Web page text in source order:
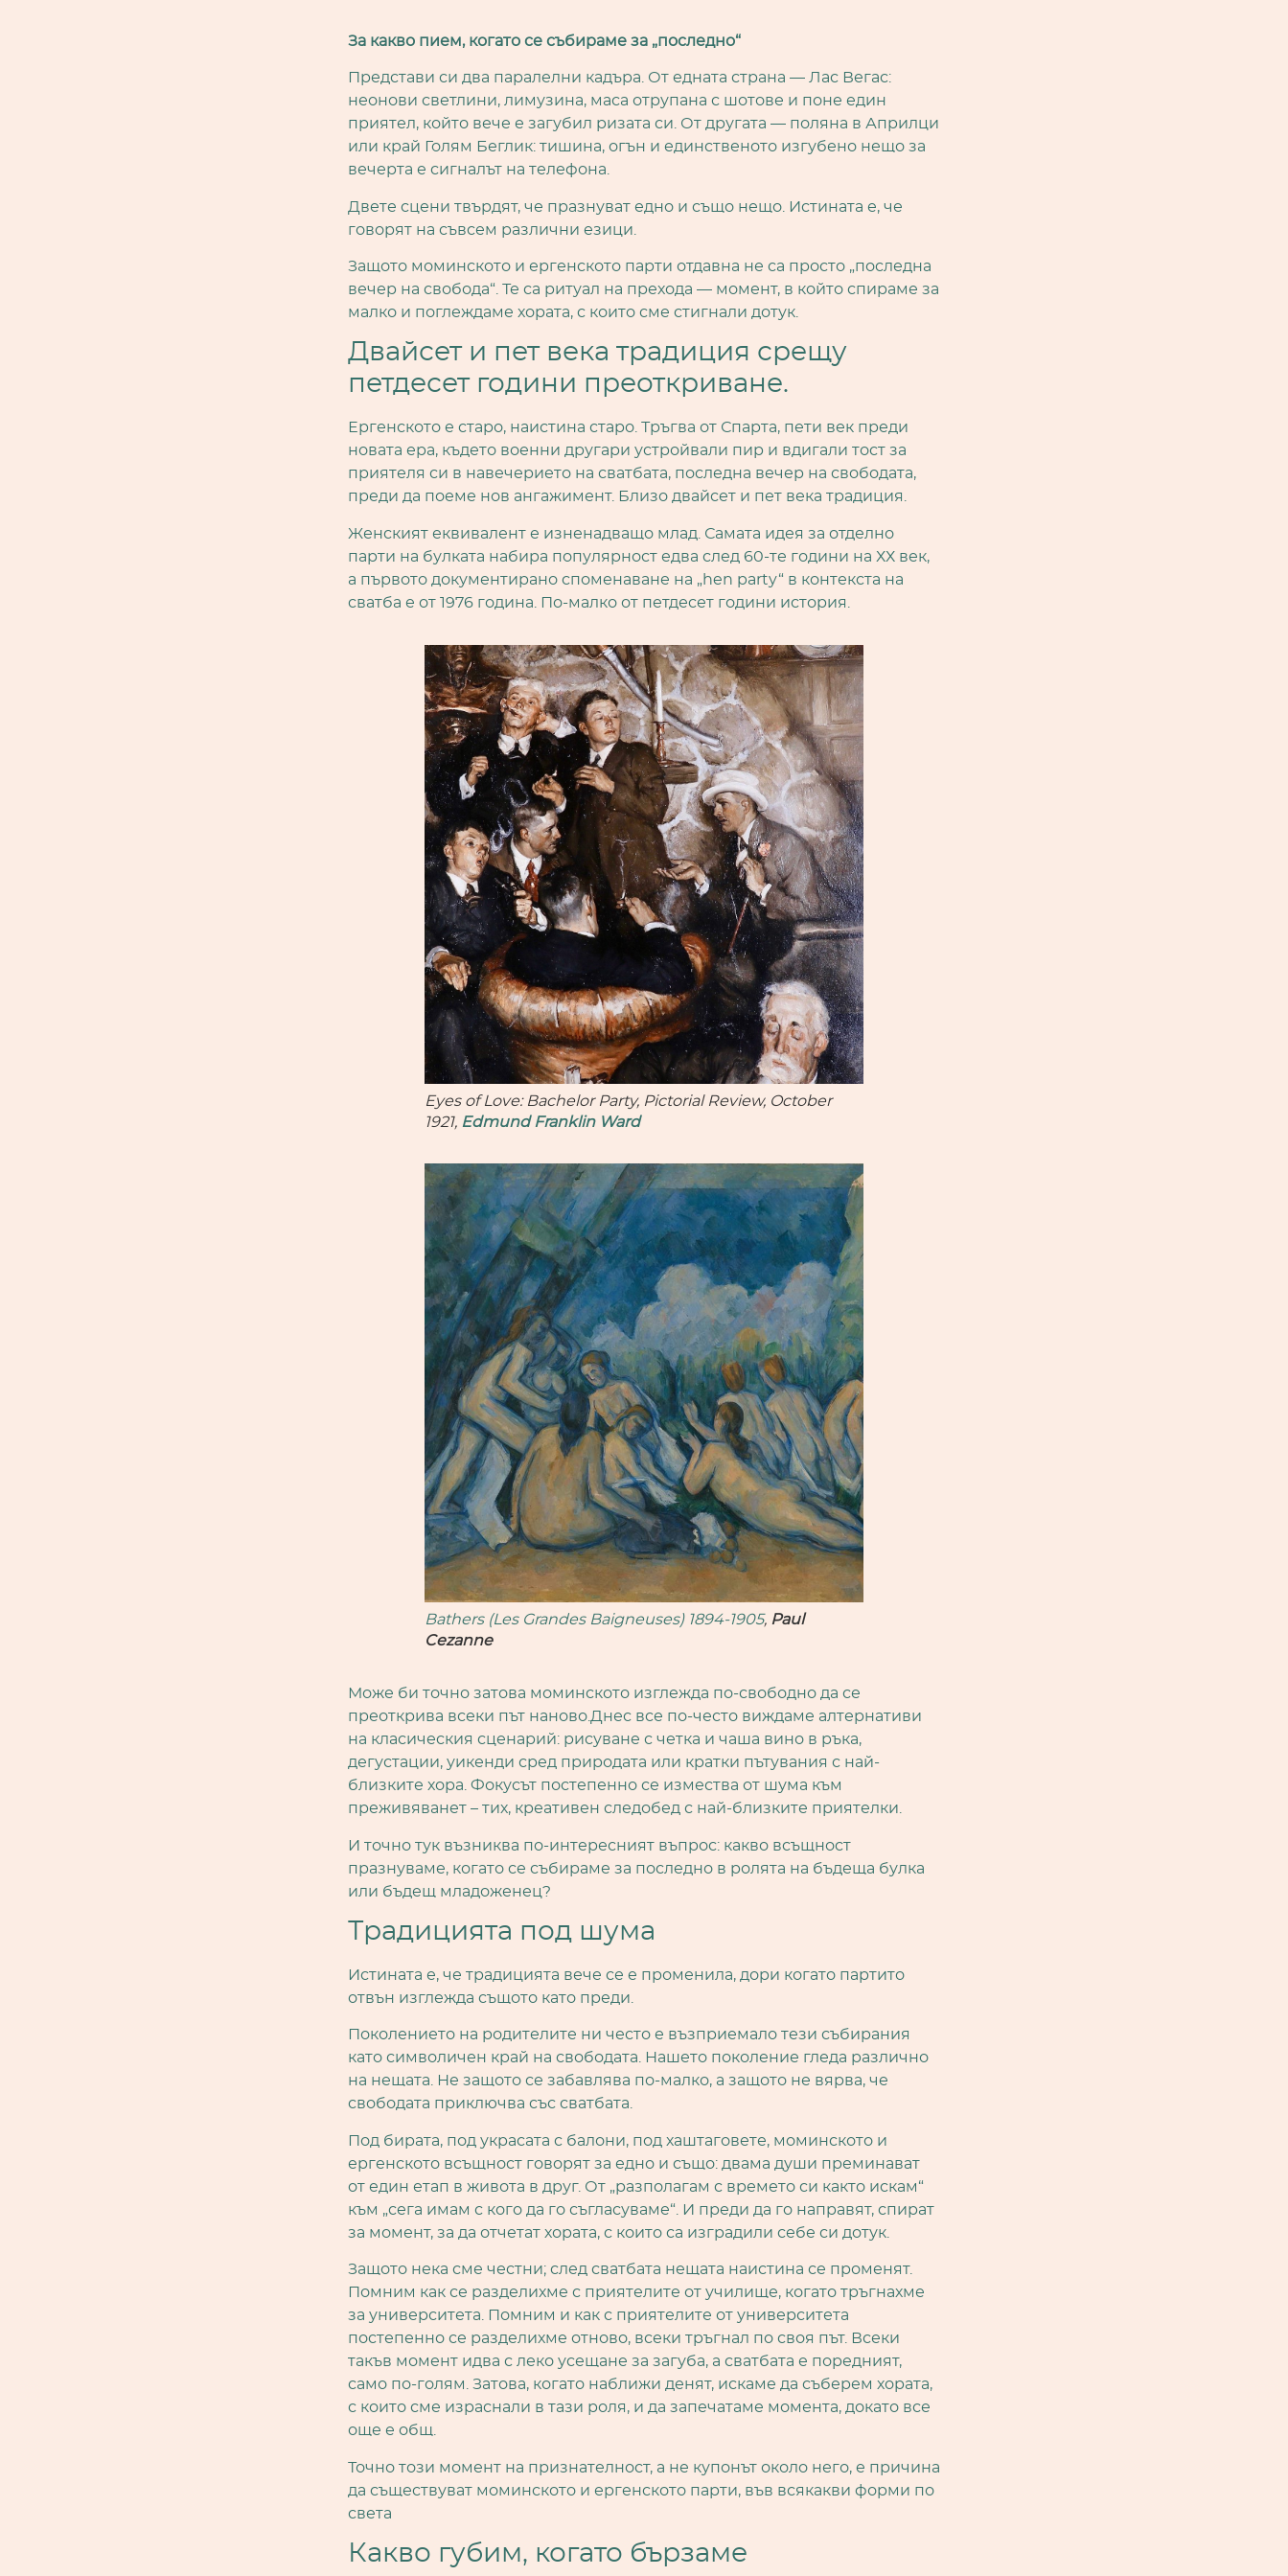
За какво пием, когато се събираме за „последно“
Представи си два паралелни кадъра. От едната страна — Лас Вегас:
неонови светлини, лимузина, маса отрупана с шотове и поне един
приятел, който вече е загубил ризата си. От другата — поляна в Априлци
или край Голям Беглик: тишина, огън и единственото изгубено нещо за
вечерта е сигналът на телефона.
Двете сцени твърдят, че празнуват едно и също нещо. Истината е, че
говорят на съвсем различни езици.
Защото моминското и ергенското парти отдавна не са просто „последна
вечер на свобода“. Те са ритуал на прехода — момент, в който спираме за
малко и поглеждаме хората, с които сме стигнали дотук.
Двайсет и пет века традиция срещу
петдесет години преоткриване.
Ергенското е старо, наистина старо. Тръгва от Спарта, пети век преди
новата ера, където военни другари устройвали пир и вдигали тост за
приятеля си в навечерието на сватбата, последна вечер на свободата,
преди да поеме нов ангажимент. Близо двайсет и пет века традиция.
Женският еквивалент е изненадващо млад. Самата идея за отделно
парти на булката набира популярност едва след 60-те години на ХХ век,
а първото документирано споменаване на „hen party“ в контекста на
сватба е от 1976 година.
По-малко от петдесет години история.
Eyes of Love: Bachelor Party, Pictorial Review, October
1921, Edmund Franklin Ward
Bathers (Les Grandes Baigneuses) 1894-1905, Paul
Cezanne
Може би точно затова моминското изглежда по-свободно да се
преоткрива всеки път наново.Днес все по-често виждаме алтернативи
на класическия сценарий: рисуване с четка и чаша вино в ръка,
дегустации, уикенди сред природата или кратки пътувания с най-
близките хора. Фокусът постепенно се измества от шума към
преживяванет – тих, креативен следобед с най-близките приятелки.
И точно тук възниква по-интересният въпрос: какво всъщност
празнуваме, когато се събираме за последно в ролята на бъдеща булка
или бъдещ младоженец?
Традицията под шума
Истината е, че традицията вече се е променила, дори когато партито
отвън изглежда същото като преди.
Поколението на родителите ни често е възприемало тези събирания
като символичен край на свободата. Нашето поколение гледа различно
на нещата. Не защото се забавлява по-малко, а защото не вярва, че
свободата приключва със сватбата.
Под бирата, под украсата с балони, под хаштаговете, моминското и
ергенското всъщност говорят за едно и също: двама души преминават
от един етап в живота в друг. От „разполагам с времето си както искам“
към „сега имам с кого да го съгласуваме“. И преди да го направят, спират
за момент, за да отчетат хората, с които са изградили себе си дотук.
Защото нека сме честни; след сватбата нещата наистина се променят.
Помним как се разделихме с приятелите от училище, когато тръгнахме
за университета. Помним и как с приятелите от университета
постепенно се разделихме отново, всеки тръгнал по своя път. Всеки
такъв момент идва с леко усещане за загуба, а сватбата е поредният,
само по-голям. Затова, когато наближи денят, искаме да съберем хората,
с които сме израснали в тази роля, и да запечатаме момента, докато все
още е общ.
Точно този момент на признателност, а не купонът около него, е причина
да съществуват моминското и ергенското парти, във всякакви форми по
света
Какво губим, когато бързаме